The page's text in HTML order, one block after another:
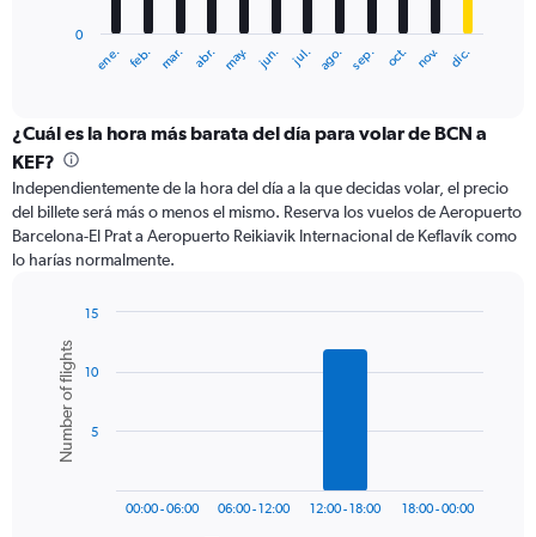
categories.
Range:
categories.
The
chart
has
axis
displaying
values.
Range:
ene. feb. mar. abr. may. jun. jul. ago. sep. oct. nov. dic.
0
¿Cuál es la hora más barata del día para volar de BCN a
KEF?
Independientemente de la hora del día a la que decidas volar, el precio
del billete será más o menos el mismo. Reserva los vuelos de Aeropuerto
Barcelona-El Prat a Aeropuerto Reikiavik Internacional de Keflavík como
lo harías normalmente.
chart
with
bars.
The
Chart
graphic.
Number of flights
00:00 - 06:00 06:00 - 12:00 12:00 - 18:00 18:00 - 00:00
5
10
15